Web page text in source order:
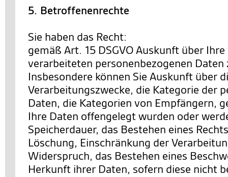
5. Betroffenenrechte
Sie haben das Recht:
gemäß Art. 15 DSGVO Auskunft über
verarbeiteten personenbezogenen Daten
Insbesondere können Sie Auskunft über
Verarbeitungszwecke, die Kategorie der
Daten, die Kategorien von Empfängern,
Ihre Daten offengelegt wurden oder
Speicherdauer, das Bestehen eines
Löschung, Einschränkung der
Widerspruch, das Bestehen eines
Herkunft ihrer Daten, sofern diese nicht